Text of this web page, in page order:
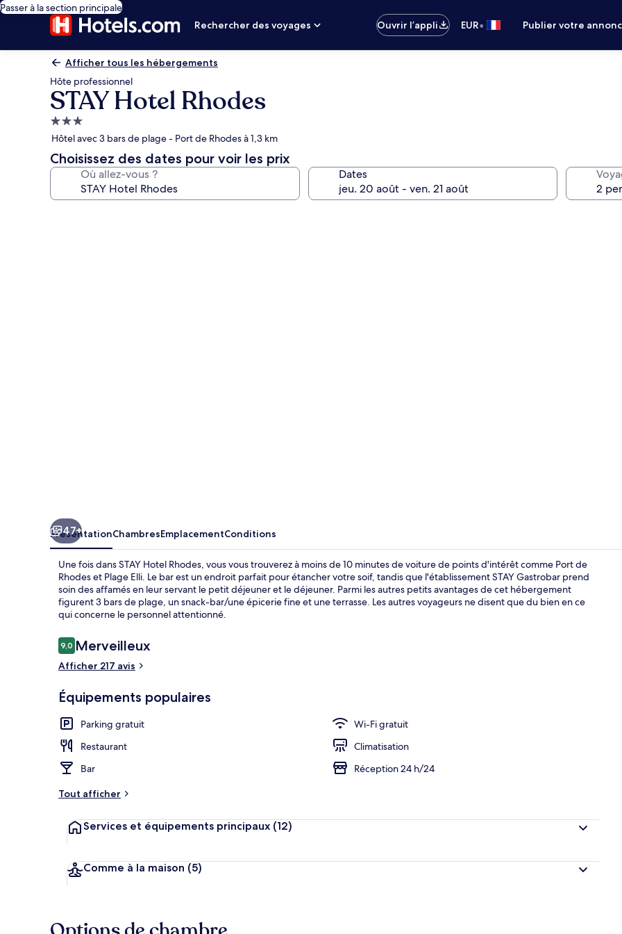
Passer à la section principale
Rechercher des voyages
Ouvrir l’appli EUR• Publier votre
Afficher tous les hébergements
Hôte professionnel
STAY Hotel Rhodes
Hébergement
3.0 étoiles
Hôtel avec 3 bars de plage - Port de Rhodes à 1,3 km
Choisissez des dates pour voir les prix
Où allez-vous ? Dates
Extérieur
47+
PrésentationChambresEmplacementConditions
Une fois dans STAY Hotel Rhodes, vous vous trouverez à moins de 10 minutes de voiture de points d'intérêt comme Port de
Rhodes et Plage Elli. Le bar est un endroit parfait pour étancher votre soif, tandis que l'établissement STAY Gastrobar prend
soin des affamés en leur servant le petit déjeuner et le déjeuner. Parmi les autres petits avantages de cet hébergement
figurent 3 bars de plage, un snack-bar/une épicerie fine et une terrasse. Les autres voyageurs ne disent que du bien en ce
qui concerne le personnel attentionné.
Avis
voyageurs
9,09,0 sur 10
Merveilleux
Afficher 217 avis
Équipements populaires
Parking gratuit
Wi-Fi gratuit
Restaurant
Climatisation
Bar
Réception 24 h/24
Tout afficher
Services et équipements principaux (12)
Comme à la maison (5)